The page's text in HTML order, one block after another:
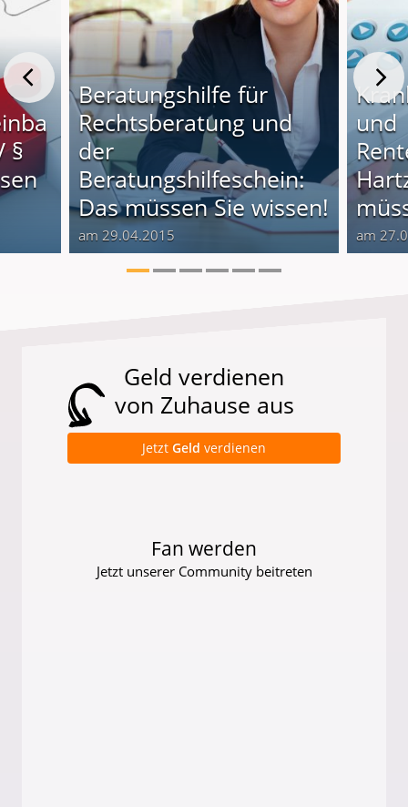
§
Beratungshilfe für
Rechtsberatung und
der
Beratungshilfeschein:
Das müssen Sie wissen!
am 29.04.2015
und
am
Geld verdienen
von Zuhause aus
Jetzt Geld verdienen
Fan werden
Jetzt unserer Community beitreten